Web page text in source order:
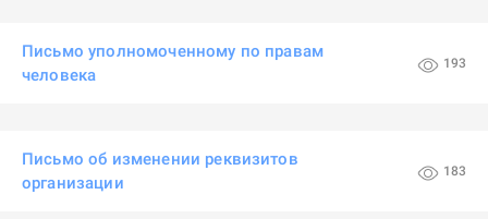
Письмо уполномоченному по правам
человека
193
Письмо об изменении реквизитов
организации
183